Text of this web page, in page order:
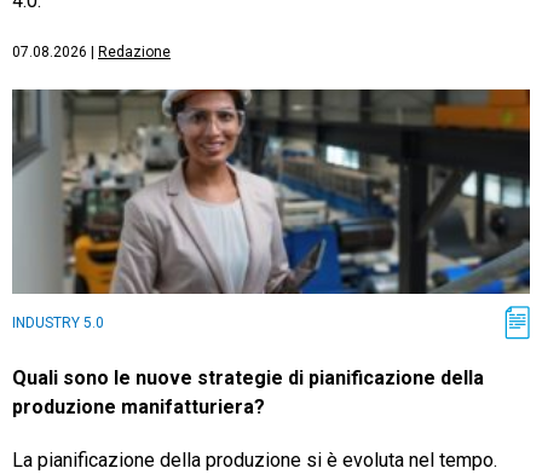
07.08.2026 Redazione
INDUSTRY 5.0
Quali sono le nuove strategie di pianificazione della
produzione manifatturiera?
La pianificazione della produzione si è evoluta nel tempo.